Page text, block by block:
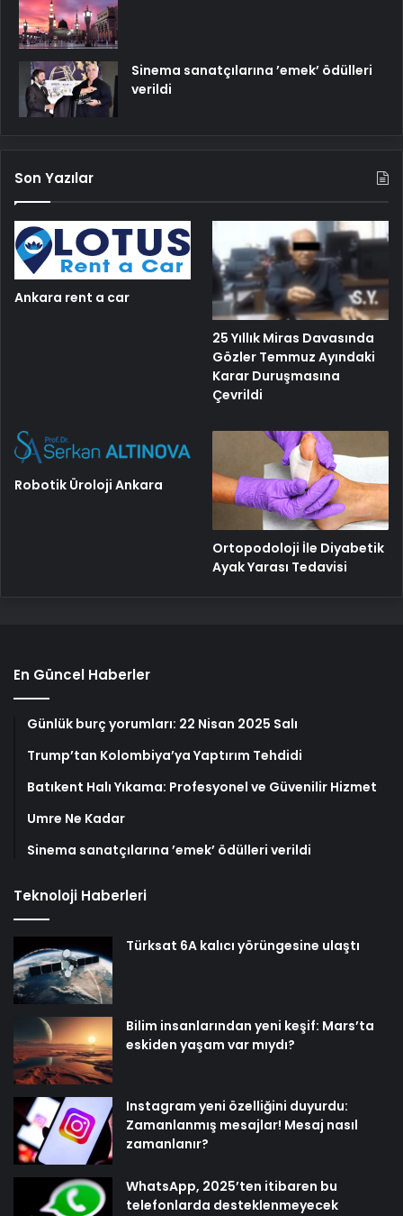
Sinema sanatçılarına ’emek’ ödülleri
verildi
Son Yazılar
Ankara rent a car
25 Yıllık Miras Davasında
Gözler Temmuz Ayındaki
Karar Duruşmasına
Çevrildi
Robotik Üroloji Ankara
Ortopodoloji İle Diyabetik
Ayak Yarası Tedavisi
En Güncel Haberler
Günlük burç yorumları: 22 Nisan 2025 Salı
Trump’tan Kolombiya’ya Yaptırım Tehdidi
Batıkent Halı Yıkama: Profesyonel ve Güvenilir Hizmet
Umre Ne Kadar
Sinema sanatçılarına ’emek’ ödülleri verildi
Teknoloji Haberleri
Türksat 6A kalıcı yörüngesine ulaştı
Bilim insanlarından yeni keşif: Mars’ta
eskiden yaşam var mıydı?
Instagram yeni özelliğini duyurdu:
Zamanlanmış mesajlar! Mesaj nasıl
zamanlanır?
WhatsApp, 2025’ten itibaren bu
telefonlarda desteklenmeyecek